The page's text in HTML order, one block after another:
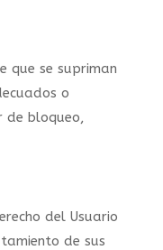
que se supriman
o
de bloqueo,
del Usuario
de sus